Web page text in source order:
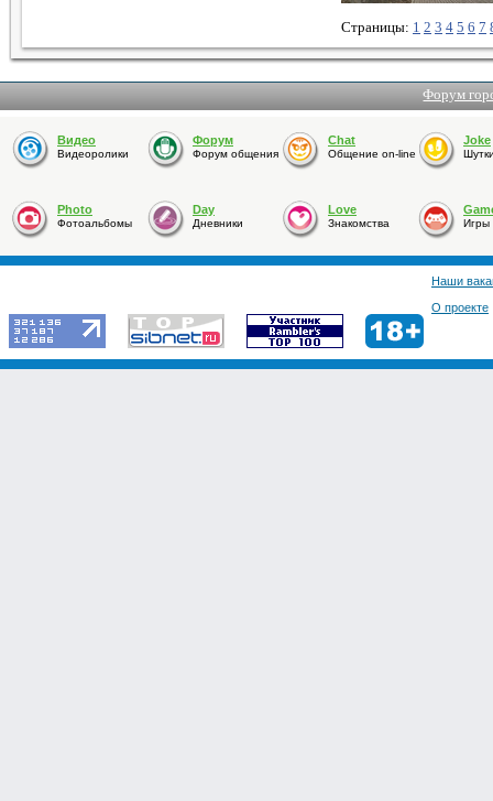
Страницы: 1 2 3 4 5 6 7
Форум
Видео
Видеоролики
Форум
Форум общения
Chat
Общение on-line
Joke
Photo
Фотоальбомы
Day
Дневники
Love
Знакомства Игры
Наши
О проекте